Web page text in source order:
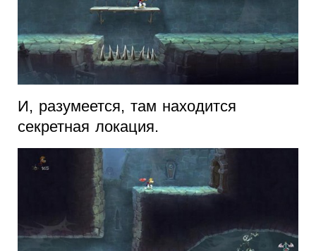
И, разумеется, там находится
секретная локация.